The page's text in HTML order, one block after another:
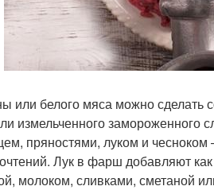
или белого мяса можно сделать
измельченного замороженного
пряностями, луком и
Лук в фарш добавляют
молоком, сливками, сметаной